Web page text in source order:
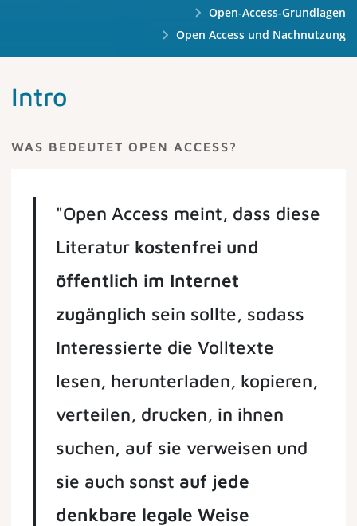
Open-Access-Grundlagen
Open Access und Nachnutzung
Intro
WAS BEDEUTET OPEN ACCESS?
"Open Access meint, dass diese
Literatur kostenfrei und
öffentlich im Internet
zugänglich sein sollte, sodass
Interessierte die Volltexte
lesen, herunterladen, kopieren,
verteilen, drucken, in ihnen
suchen, auf sie ver­weisen und
sie auch sonst auf jede
denkbare legale Weise